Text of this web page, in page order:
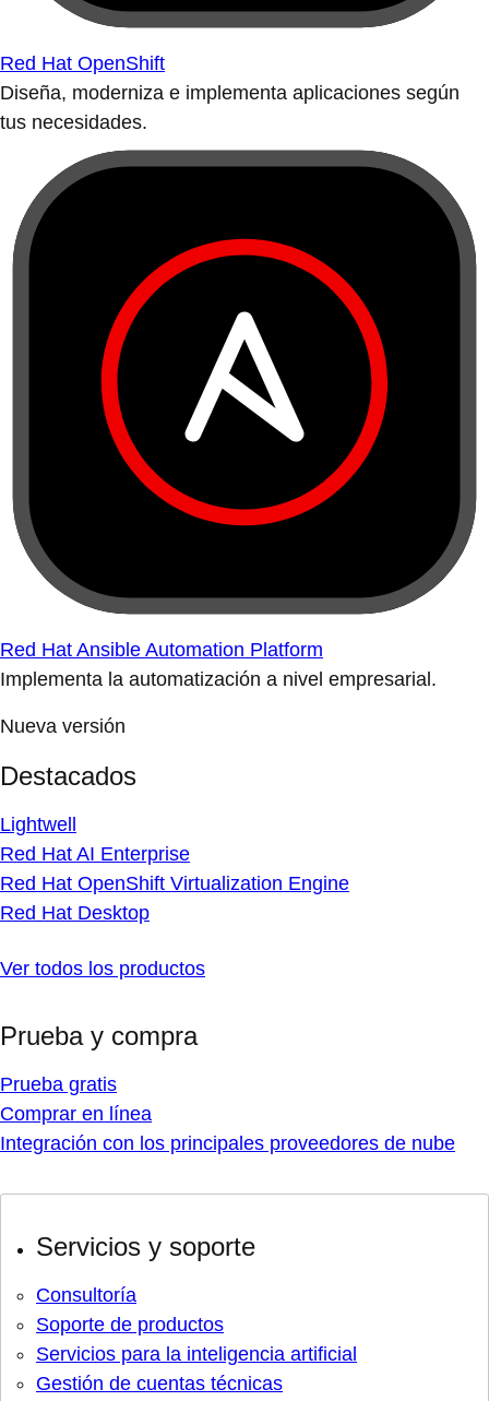
Red Hat OpenShift
Diseña, moderniza e implementa aplicaciones según
tus necesidades.
Red Hat Ansible Automation Platform
Implementa la automatización a nivel empresarial.
Nueva versión
Destacados
Lightwell
Red Hat AI Enterprise
Red Hat OpenShift Virtualization Engine
Red Hat Desktop
Ver todos los productos
Prueba y compra
Prueba gratis
Comprar en línea
Integración con los principales proveedores de nube
Servicios y soporte
Consultoría
Soporte de productos
Servicios para la inteligencia artificial
Gestión de cuentas técnicas